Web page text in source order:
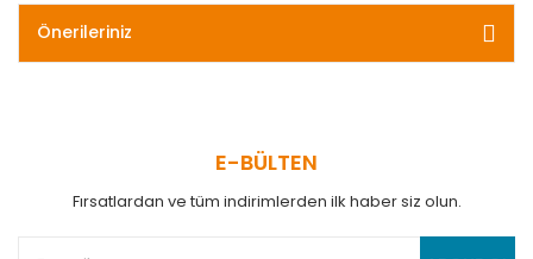
Önerileriniz
E-BÜLTEN
Fırsatlardan ve tüm indirimlerden ilk haber siz olun.